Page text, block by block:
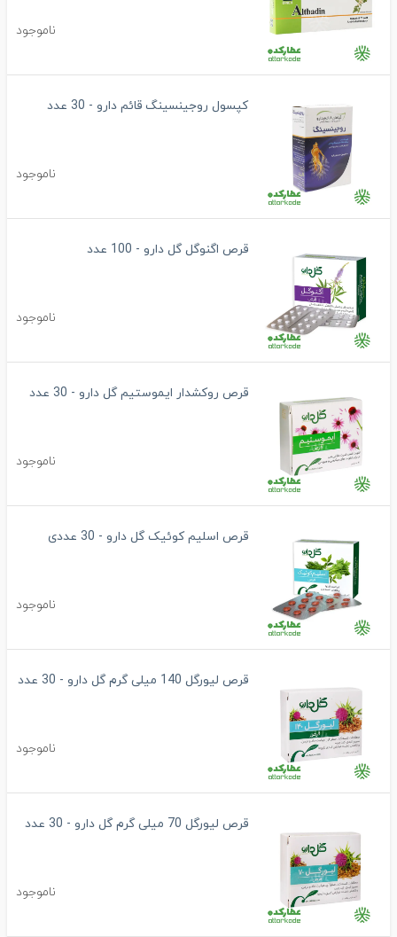
ناموجود
کپسول روجینسینگ قائم دارو - 30 عدد
ناموجود
قرص اگنوگل گل دارو - 100 عدد
ناموجود
قرص روکشدار ایموستیم گل دارو - 30 عدد
ناموجود
قرص اسلیم کوئیک گل دارو - 30 عددی
ناموجود
قرص لیورگل 140 میلی گرم گل دارو - 30 عدد
ناموجود
قرص لیورگل 70 میلی گرم گل دارو - 30 عدد
ناموجود